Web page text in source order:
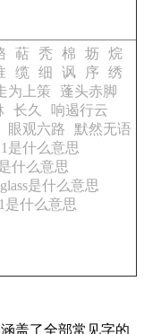
萜 秃 棉 坜 烷
缆 细 讽 序 绣
为上策
蓬头赤脚
长久
响遏行云
眼观六路
默然无语
是什么意思
什么意思
是什么意思
是什么意思
盖了全部常见字的